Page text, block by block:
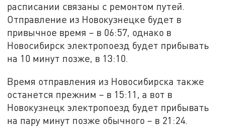
расписании связаны с ремонтом путей.
Отправление из Новокузнецке будет в
привычное время – в 06:57, однако в
Новосибирск электропоезд будет прибывать
на 10 минут позже, в 13:10.
Время отправления из Новосибирска также
останется прежним – в 15:11, а вот в
Новокузнецк электропоезд будет прибывать
на пару минут позже обычного – в 21:24.